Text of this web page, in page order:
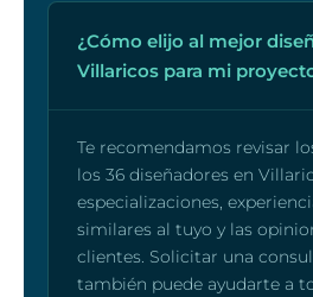
¿Cómo elijo al mejor
Villaricos para mi
Te recomendamos revisar
los 36 diseñadores en
especializaciones,
similares al tuyo y las
clientes. Solicitar una
también puede ayudarte a